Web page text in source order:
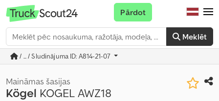
Meklēt
Pārdot
/ ... / Sludinājuma ID: A814-21-07
Maināmas šasijas
Kögel KOGEL AWZ18